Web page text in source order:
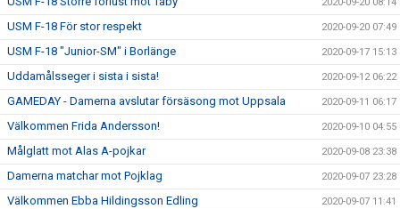
2020-09-20 08:14
USM F-18 För stor respekt 2020-09-20 07:49
USM F-18 "Junior-SM" i Borlänge 2020-09-17 15:13
Uddamålsseger i sista i sista! 2020-09-12 06:22
GAMEDAY - Damerna avslutar försäsong mot Uppsala 2020-09-11 06:17
Välkommen Frida Andersson! 2020-09-10 04:55
Målglatt mot Alas A-pojkar 2020-09-08 23:38
Damerna matchar mot Pojklag 2020-09-07 23:28
Välkommen Ebba Hildingsson Edling 2020-09-07 11:41